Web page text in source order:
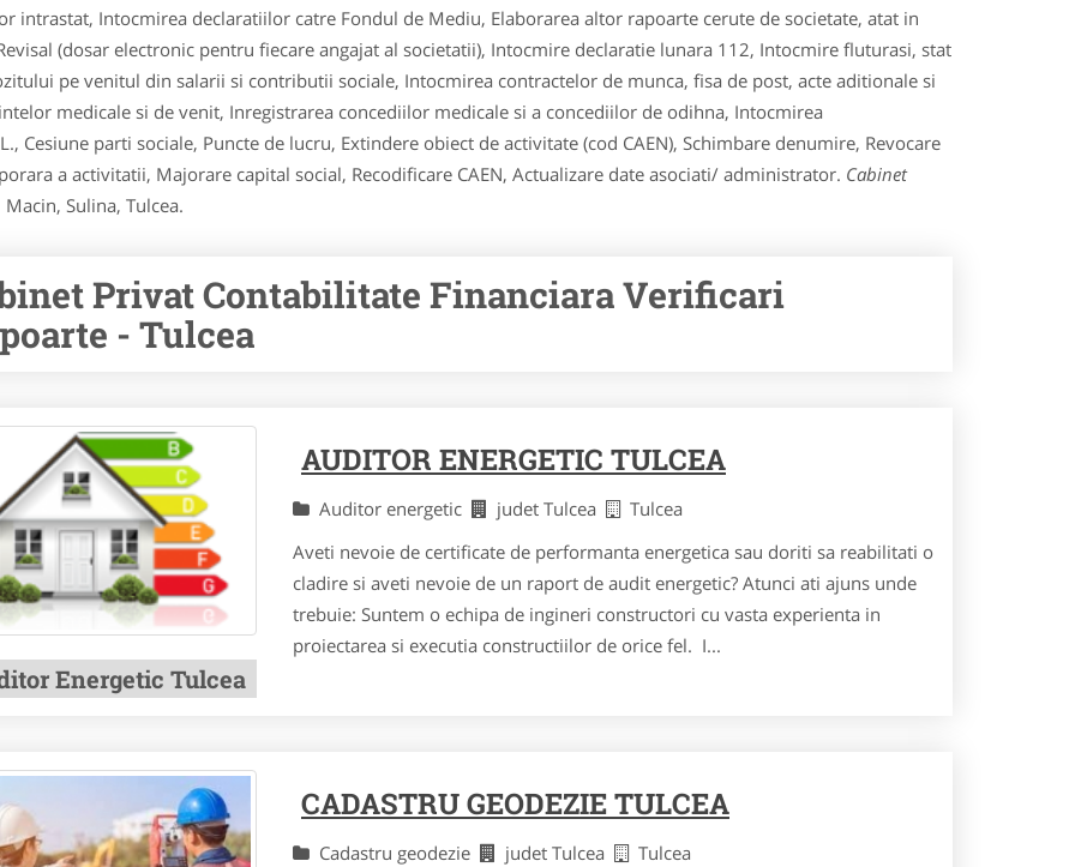
intrastat, Intocmirea declaratiilor catre Fondul de Mediu, Elaborarea altor rapoarte cerute de societate, atat in
(dosar electronic pentru fiecare angajat al societatii), Intocmire declaratie lunara 112, Intocmire fluturasi, stat
pe venitul din salarii si contributii sociale, Intocmirea contractelor de munca, fisa de post, acte aditionale si
medicale si de venit, Inregistrarea concediilor medicale si a concediilor de odihna, Intocmirea
Cesiune parti sociale, Puncte de lucru, Extindere obiect de activitate (cod CAEN), Schimbare denumire, Revocare
a activitatii, Majorare capital social, Recodificare CAEN, Actualizare date asociati/ administrator. Cabinet
Sulina, Tulcea.
Privat Contabilitate Financiara Verificari
- Tulcea
Energetic Tulcea
AUDITOR ENERGETIC TULCEA
Auditor energetic judet Tulcea
Tulcea
Aveti nevoie de certificate de performanta energetica sau doriti sa reabilitati o
cladire si aveti nevoie de un raport de audit energetic? Atunci ati ajuns unde
trebuie: Suntem o echipa de ingineri constructori cu vasta experienta in
proiectarea si executia constructiilor de orice fel. I...
CADASTRU GEODEZIE TULCEA
Cadastru geodezie judet Tulcea
Tulcea